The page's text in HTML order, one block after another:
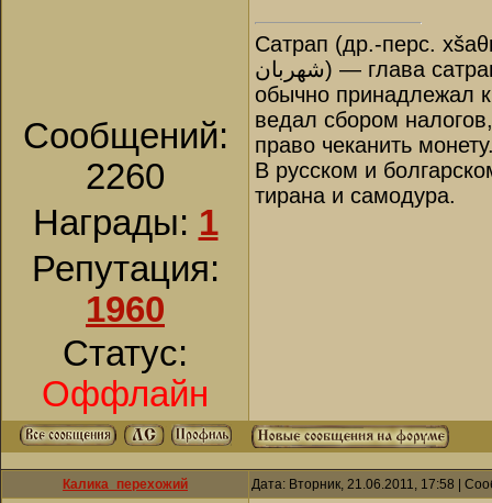
Сообщений:
2260
Награды: 1
Репутация:
1960
Статус:
Оффлайн
Сатрап (др.-перс.
شهربان‎) — глава сатрапии, правитель в Древней Персии. Назначался царём и
обычно принадлежал
ведал сбором
право чеканить
В русском и
тирана и самодура.
Калика_перехожий Дата: Вторник, 21.06.2011, 17:58 |